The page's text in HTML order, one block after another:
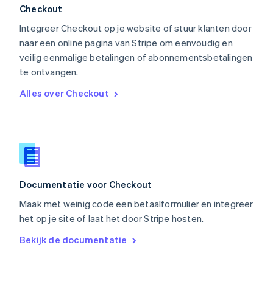
Checkout
Integreer Checkout op je website of stuur klanten door
naar een online pagina van Stripe om eenvoudig en
veilig eenmalige betalingen of abonnementsbetalingen
te ontvangen.
Alles over Checkout
Documentatie voor Checkout
Maak met weinig code een betaalformulier en integreer
het op je site of laat het door Stripe hosten.
Bekijk de documentatie
Portugal
Roemenië
English
Singapore
English简体中文
EnglishItaliano
Español
Thailand
Tsjechië
Vasteland van China
简体中文English
English